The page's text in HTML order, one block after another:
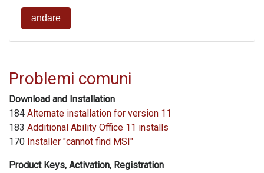
andare
Problemi comuni
Download and Installation
184 Alternate installation for version 11
183 Additional Ability Office 11 installs
170 Installer "cannot find MSI"
Product Keys, Activation, Registration